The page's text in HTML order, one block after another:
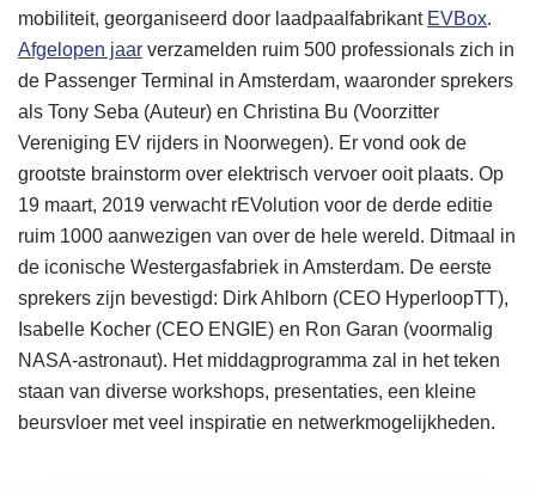
mobiliteit, georganiseerd door laadpaalfabrikant EVBox.
Afgelopen jaar verzamelden ruim 500 professionals zich in
de Passenger Terminal in Amsterdam, waaronder sprekers
als Tony Seba (Auteur) en Christina Bu (Voorzitter
Vereniging EV rijders in Noorwegen). Er vond ook de
grootste brainstorm over elektrisch vervoer ooit plaats. Op
19 maart, 2019 verwacht rEVolution voor de derde editie
ruim 1000 aanwezigen van over de hele wereld. Ditmaal in
de iconische Westergasfabriek in Amsterdam. De eerste
sprekers zijn bevestigd: Dirk Ahlborn (CEO HyperloopTT),
Isabelle Kocher (CEO ENGIE) en Ron Garan (voormalig
NASA-astronaut). Het middagprogramma zal in het teken
staan van diverse workshops, presentaties, een kleine
beursvloer met veel inspiratie en netwerkmogelijkheden.